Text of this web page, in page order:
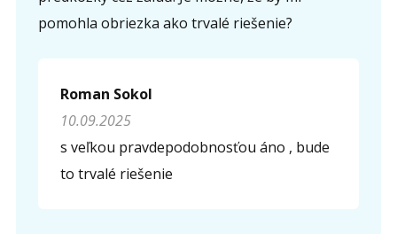
Opíšte prvé 4 písmená zo slova "
pomohla obriezka ako trvalé riešenie?
Roman Sokol
10.09.2025
s veľkou pravdepodobnosťou áno , bude
to trvalé riešenie